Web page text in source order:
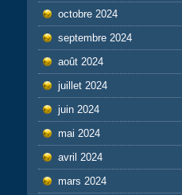
octobre 2024
septembre 2024
août 2024
juillet 2024
juin 2024
mai 2024
avril 2024
mars 2024